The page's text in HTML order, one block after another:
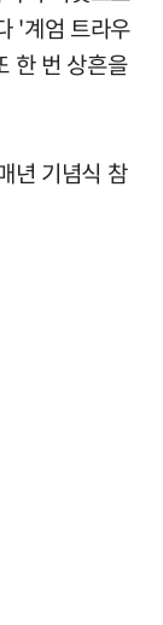
'계엄 트라우
한 번 상흔을
년 기념식 참